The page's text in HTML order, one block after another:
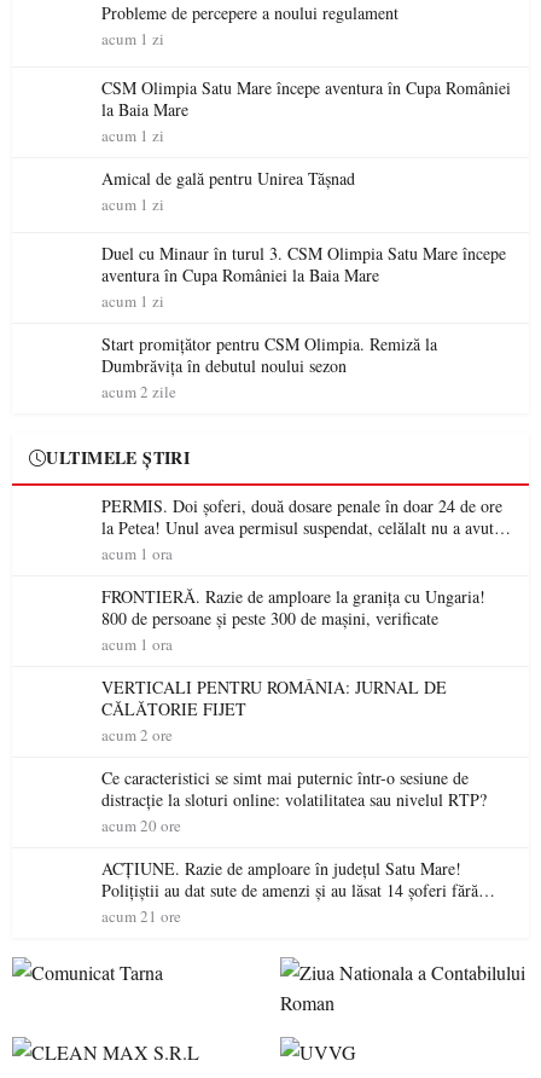
Probleme de percepere a noului regulament
acum 1 zi
CSM Olimpia Satu Mare începe aventura în Cupa României
la Baia Mare
acum 1 zi
Amical de gală pentru Unirea Tășnad
acum 1 zi
Duel cu Minaur în turul 3. CSM Olimpia Satu Mare începe
aventura în Cupa României la Baia Mare
acum 1 zi
Start promițător pentru CSM Olimpia. Remiză la
Dumbrăvița în debutul noului sezon
acum 2 zile
ULTIMELE ȘTIRI
PERMIS. Doi șoferi, două dosare penale în doar 24 de ore
la Petea! Unul avea permisul suspendat, celălalt nu a avut
niciodată permis
acum 1 ora
FRONTIERĂ. Razie de amploare la granița cu Ungaria!
800 de persoane și peste 300 de mașini, verificate
acum 1 ora
VERTICALI PENTRU ROMÂNIA: JURNAL DE
CĂLĂTORIE FIJET
acum 2 ore
Ce caracteristici se simt mai puternic într-o sesiune de
distracție la sloturi online: volatilitatea sau nivelul RTP?
acum 20 ore
ACȚIUNE. Razie de amploare în județul Satu Mare!
Polițiștii au dat sute de amenzi și au lăsat 14 șoferi fără
permis într-o singură zi
acum 21 ore